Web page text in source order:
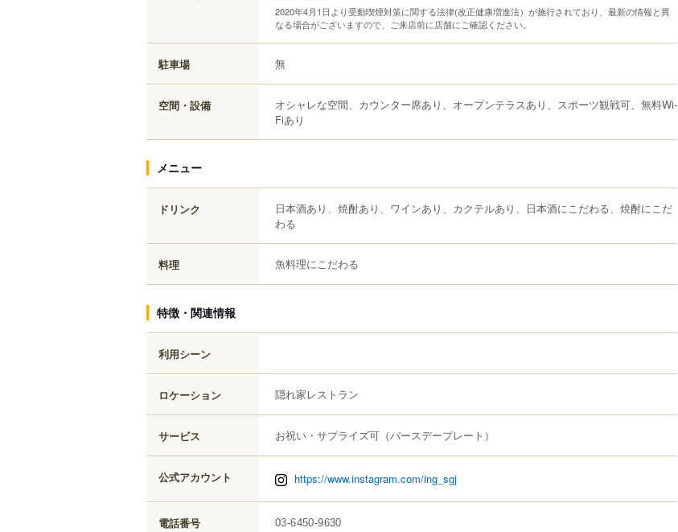
2020年4月1日より受動喫煙対策に関する法律(改正健康増進法）が施行されており、最新の情報と異
なる場合がございますので、ご来店前に店舗にご確認ください。
駐車場 無
空間・設備
オシャレな空間、カウンター席あり、オープンテラスあり、スポーツ観戦可、無料Wi-
Fiあり
メニュー
ドリンク
日本酒あり、焼酎あり、ワインあり、カクテルあり、日本酒にこだわる、焼酎にこだ
わる
料理 魚料理にこだわる
特徴・関連情報
利用シーン
ロケーション 隠れ家レストラン
サービス お祝い・サプライズ可（バースデープレート）
公式アカウント https://www.instagram.com/ing_sgj
電話番号 03-6450-9630